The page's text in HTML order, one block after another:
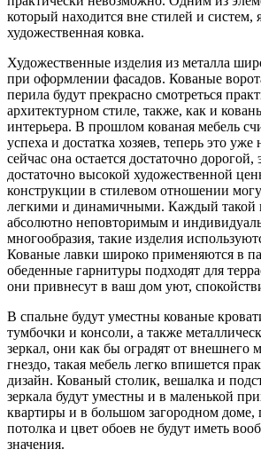
который находится вне стилей и систем,
художественная ковка.
Художественные изделия из металла
при оформлении фасадов. Кованые
перила будут прекрасно смотреться
архитектурном стиле, также, как и
интерьера. В прошлом кованая мебель
успеха и достатка хозяев, теперь это уже
сейчас она остается достаточно дорогой,
достаточно высокой художественной
конструкции в стилевом отношении
легкими и динамичными. Каждый такой
абсолютно неповторимым и
многообразия, такие изделия
Кованые лавки широко применяются в
обеденные гарнитуры подходят для
они привнесут в ваш дом уют,
В спальне будут уместны кованые
тумбочки и консоли, а также
зеркал, они как бы оградят от внешнего
гнездо, такая мебель легко впишется
дизайн. Кованый столик, вешалка и
зеркала будут уместны и в маленькой
квартиры и в большом загородном доме,
потолка и цвет обоев не будут иметь
значения.